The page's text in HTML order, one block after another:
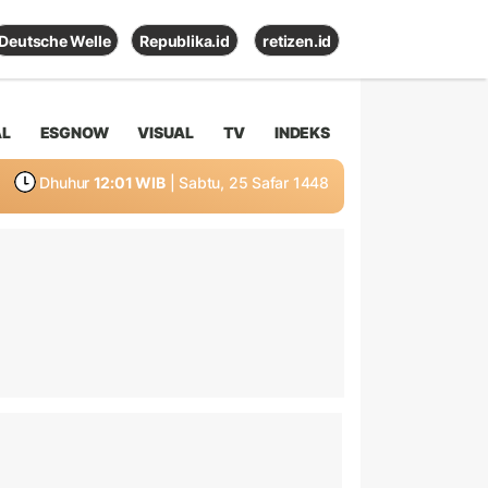
Deutsche Welle Republika.id retizen.id
ESGNOW VISUAL TV INDEKS
Dhuhur 12:01 WIB | Sabtu, 25 Safar 1448